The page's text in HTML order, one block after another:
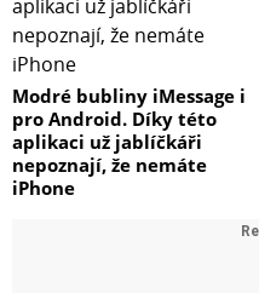
Modré bubliny iMessage i
pro Android. Díky této
aplikaci už jablíčkáři
nepoznají, že nemáte
iPhone